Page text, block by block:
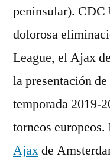
peninsular). CDC
dolorosa
League, el Ajax
la presentación
temporada 2019-
torneos europeos.
Ajaxde